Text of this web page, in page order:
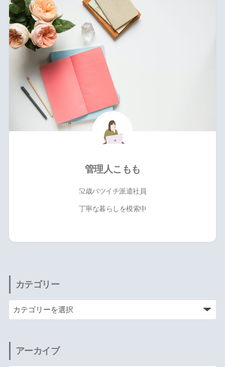
管理人こもも
52歳バツイチ派遣社員
丁寧な暮らしを模索中
カテゴリー
アーカイブ